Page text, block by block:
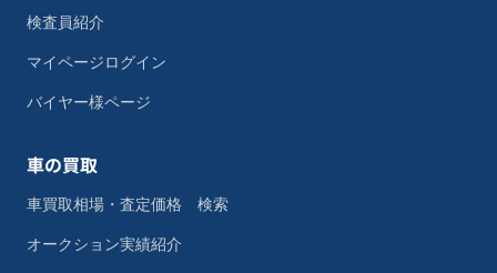
検査員紹介
マイページログイン
バイヤー様ページ
車の買取
車買取相場・査定価格 検索
オークション実績紹介